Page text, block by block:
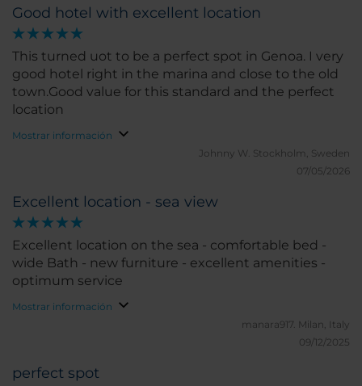
Good hotel with excellent location
This turned uot to be a perfect spot in Genoa. I very
good hotel right in the marina and close to the old
town.Good value for this standard and the perfect
location
Mostrar información
Johnny W. Stockholm, Sweden
07/05/2026
Excellent location - sea view
Excellent location on the sea - comfortable bed -
wide Bath - new furniture - excellent amenities -
optimum service
Mostrar información
manara917. Milan, Italy
09/12/2025
perfect spot